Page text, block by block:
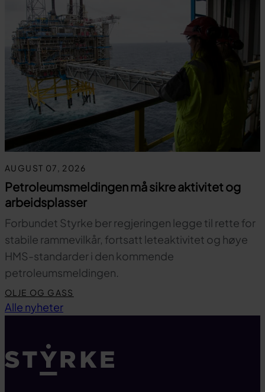
AUGUST 07, 2026
Petroleumsmeldingen må sikre aktivitet og
arbeidsplasser
Forbundet Styrke ber regjeringen legge til rette for
stabile rammevilkår, fortsatt leteaktivitet og høye
HMS-standarder i den kommende
petroleumsmeldingen.
OLJE OG GASS
Alle nyheter